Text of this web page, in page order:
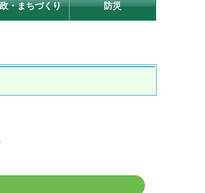
・まちづくり 防災